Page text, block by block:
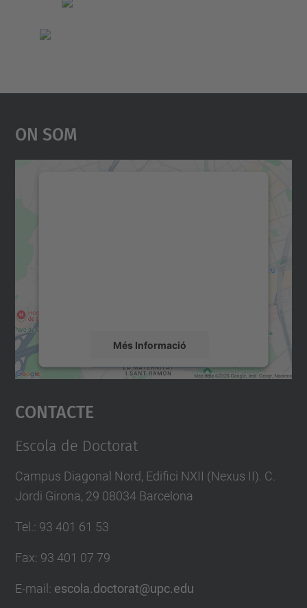
On Som
Més Informació
Accepta
powered by
Contacte
Escola de Doctorat
Campus Diagonal Nord, Edifici NXII (Nexus II). C.
Jordi Girona, 29 08034 Barcelona
Tel.: 93 401 61 53
Fax: 93 401 07 79
E-mail : escola.doctorat@upc.edu